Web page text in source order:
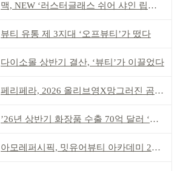
맥, NEW ‘러스터글래스 쉬어 샤인 립스틱’ 출시
뷰티 유통 제 3지대 ‘오프뷰티’가 떴다
다이소몰 상반기 결산, ‘뷰티’가 이끌었다
페리페라, 2026 올리브영X망그러진 곰 콜라보
’26년 상반기 화장품 수출 70억 달러 ‘역대 최고’
아모레퍼시픽, 밋유어뷰티 아카데미 2기 발대식